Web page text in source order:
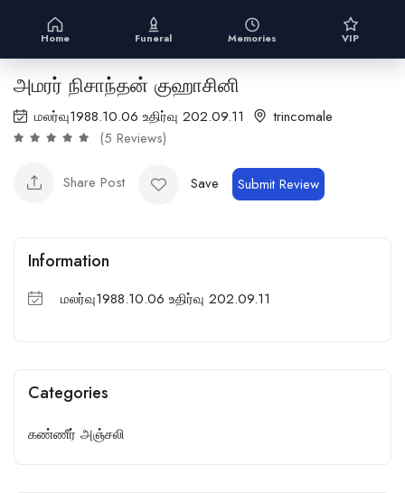
Home Funeral Memories VIP
அமரர் நிசாந்தன் குஹாசினி
மலர்வு1988.10.06 உதிர்வு 202.09.11
trincomale
(5 Reviews)
Share Post Save Submit Review
Information
மலர்வு1988.10.06 உதிர்வு 202.09.11
Categories
கண்ணீர் அஞ்சலி